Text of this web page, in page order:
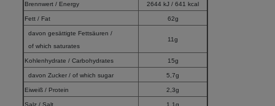
Brennwert / Energy 2644 kJ / 641 kcal
Fett / Fat 62g
davon gesättigte Fettsäuren /
of which saturates
11g
Kohlenhydrate / Carbohydrates 15g
davon Zucker / of which sugar 5,7g
Eiweiß / Protein 2,3g
Salz / Salt 1,1g